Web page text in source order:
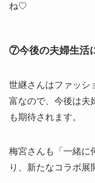
ね♡
⑦今後の夫婦生活
世継さんはファッシ
富なので、今後は夫
も期待されます。
梅宮さんも「一緒に
り、新たなコラボ展